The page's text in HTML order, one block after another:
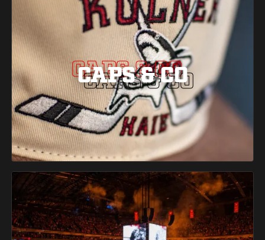
CAPS & CO
CAPS & CO
CAPS & CO